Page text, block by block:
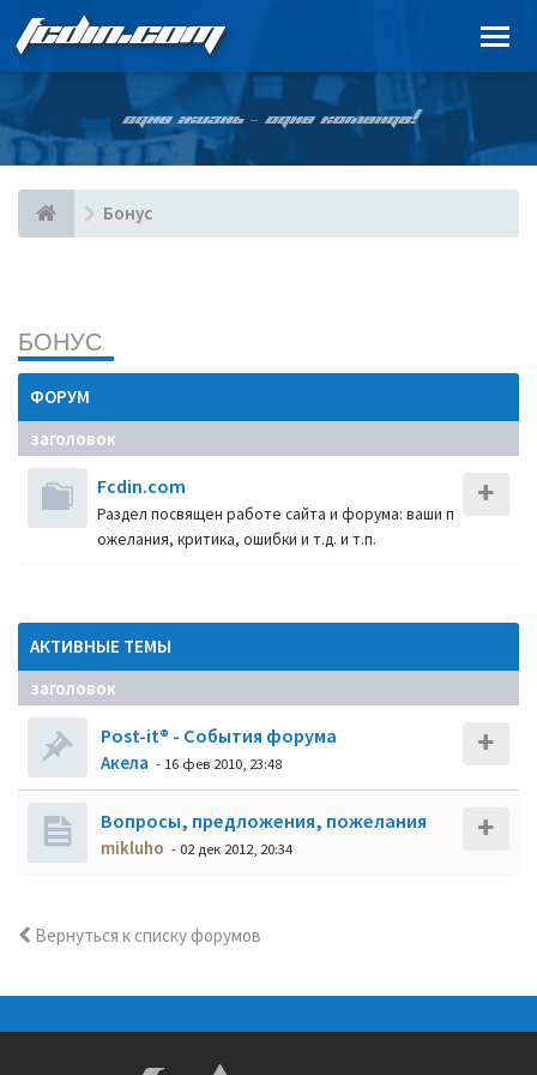
FCDIN.COM
ОДНА ЖИЗНЬ – ОДНА КОМАНДА!
Бонус
БОНУС
ФОРУМ
заголовок
Fcdin.com
Раздел посвящен работе сайта и форума: ваши п
ожелания, критика, ошибки и т.д. и т.п.
АКТИВНЫЕ ТЕМЫ
заголовок
Post-it® - События форума
Акела - 16 фев 2010, 23:48
Вопросы, предложения, пожелания
mikluho - 02 дек 2012, 20:34
Вернуться к списку форумов